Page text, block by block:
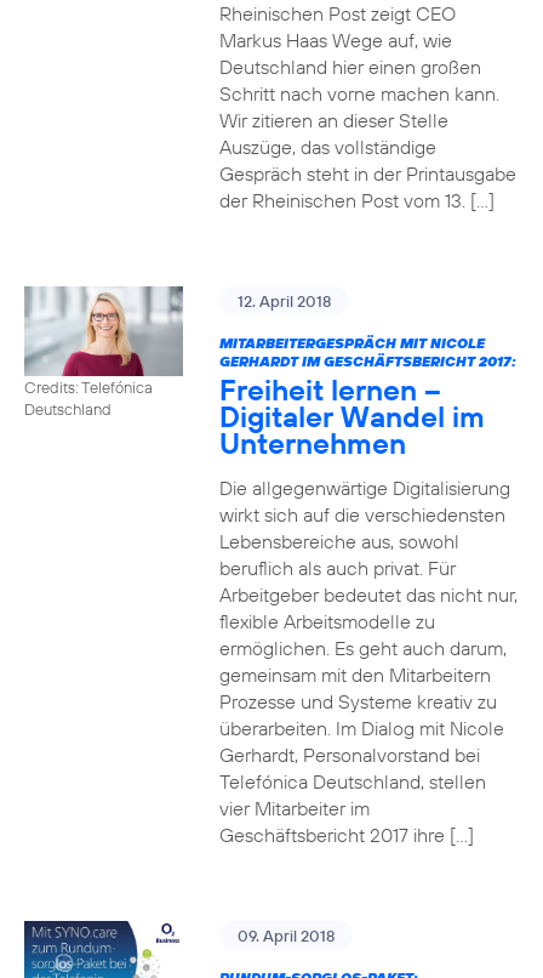
Rheinischen Post zeigt CEO
Markus Haas Wege auf, wie
Deutschland hier einen großen
Schritt nach vorne machen kann.
Wir zitieren an dieser Stelle
Auszüge, das vollständige
Gespräch steht in der Printausgabe
der Rheinischen Post vom 13. […]
Credits: Telefónica
Deutschland
12. April 2018
MITARBEITERGESPRÄCH MIT NICOLE
GERHARDT IM GESCHÄFTSBERICHT 2017:
Freiheit lernen –
Digitaler Wandel im
Unternehmen
Die allgegenwärtige Digitalisierung
wirkt sich auf die verschiedensten
Lebensbereiche aus, sowohl
beruflich als auch privat. Für
Arbeitgeber bedeutet das nicht nur,
flexible Arbeitsmodelle zu
ermöglichen. Es geht auch darum,
gemeinsam mit den Mitarbeitern
Prozesse und Systeme kreativ zu
überarbeiten. Im Dialog mit Nicole
Gerhardt, Personalvorstand bei
Telefónica Deutschland, stellen
vier Mitarbeiter im
Geschäftsbericht 2017 ihre […]
09. April 2018